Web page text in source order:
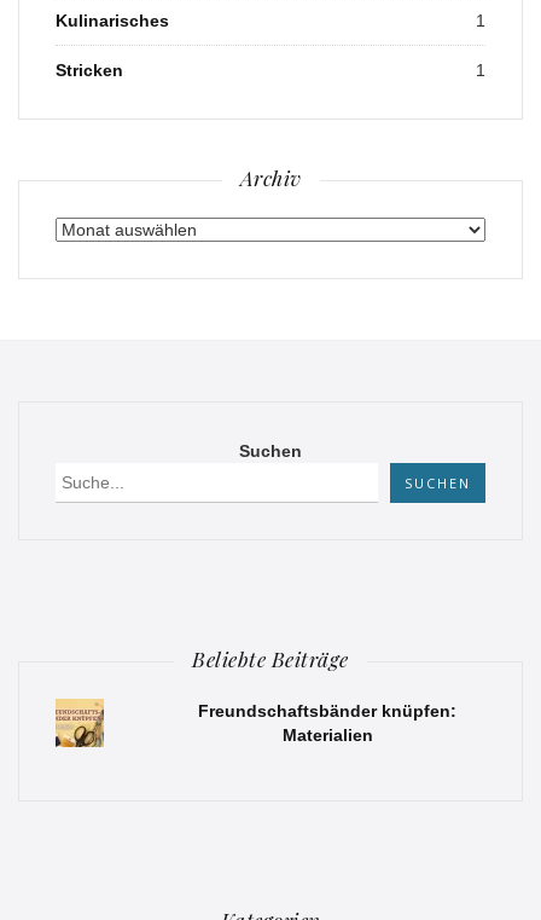
Kulinarisches 1
Stricken 1
Archiv
Archiv
Suchen
SUCHEN
Beliebte Beiträge
Freundschaftsbänder knüpfen:
Materialien